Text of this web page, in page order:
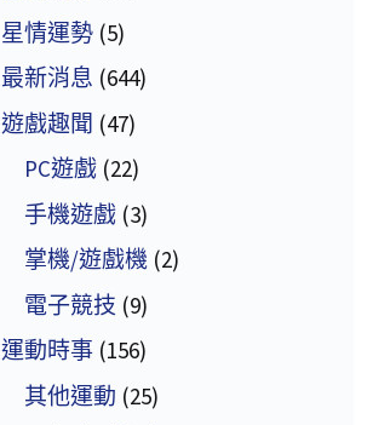
星情運勢 (5)
最新消息 (644)
遊戲趣聞 (47)
PC遊戲 (22)
手機遊戲 (3)
掌機/遊戲機 (2)
電子競技 (9)
運動時事 (156)
其他運動 (25)